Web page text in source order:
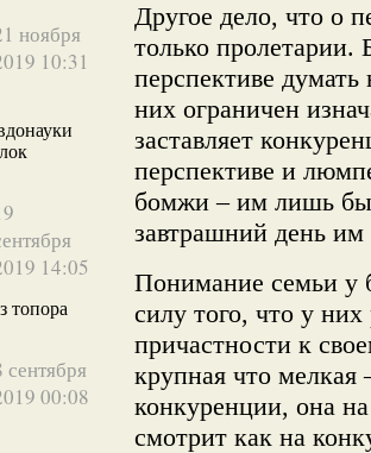
ноября
10:31
14:05
топора
сентября
00:08
Другое дело, что о
только
перспективе
них ограничен
заставляет
перспективе и
бомжи – им лишь бы
завтрашний день им
Понимание семьи у
силу того, что у
причастности к
крупная что мелкая
конкуренции, она на
смотрит как на